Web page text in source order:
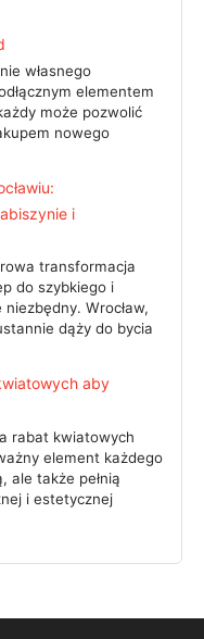
własnego
elementem
może pozwolić
nowego
i
transformacja
do szybkiego i
Wrocław,
dąży do bycia
aby
rabat kwiatowych
element każdego
ale także pełnią
i estetycznej